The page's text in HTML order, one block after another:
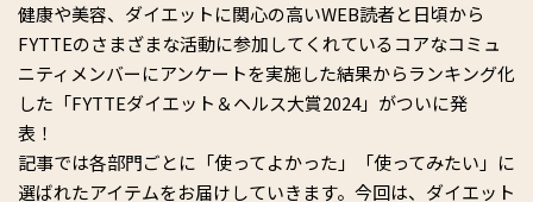
健康や美容、ダイエットに関⼼の⾼いWEB読者と日頃から
FYTTEのさまざまな活動に参加してくれているコアなコミュ
ニティメンバーにアンケートを実施した結果からランキング化
した「FYTTEダイエット＆ヘルス大賞2024」がついに発
表！
記事では各部門ごとに「使ってよかった」「使ってみたい」に
選ばれたアイテムをお届けしていきます。今回は、ダイエット